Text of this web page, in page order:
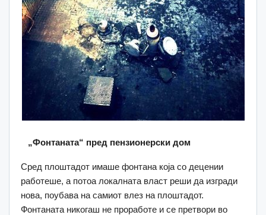
„Фонтаната“ пред пензионерски дом
Сред плоштадот имаше фонтана која со децении
работеше, а потоа локалната власт реши да изгради
нова, поубава на самиот влез на плоштадот.
Фонтаната никогаш не проработе и се претвори во